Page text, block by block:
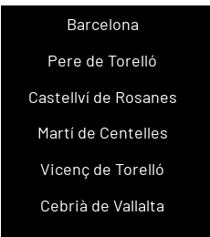
Barcelona
Pere de Torelló
Castellví de Rosanes
Martí de Centelles
Vicenç de Torelló
Cebrià de Vallalta